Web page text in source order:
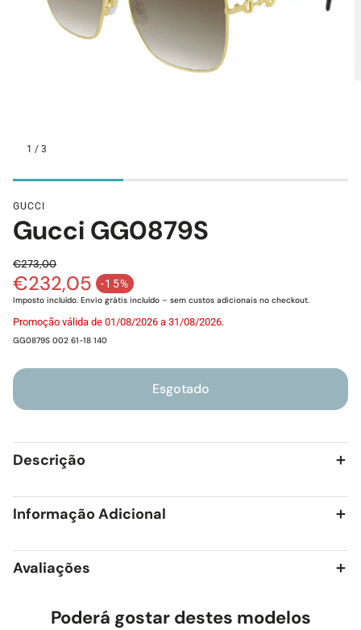
1 / 3
GUCCI
Gucci GG0879S
€232,05 -15%
Preço de saldo
Preço normal
€273,00
Imposto incluído. Envio grátis incluído – sem custos adicionais no checkout.
Promoção válida de 01/08/2026 a 31/08/2026.
SKU:
GG0879S 002 61-18 140
Esgotado
Descrição
Informação Adicional
Avaliações
Poderá gostar destes modelos
Assistente de Loja
Olá! Eu sou o Xavier 👋 O teu assistente Lojas da Visão.
Posso ajudar-te?
Tenho andado com os olhos secos...
Qual a vossa politica de devoluções?
Quanto tempo demora o envio?